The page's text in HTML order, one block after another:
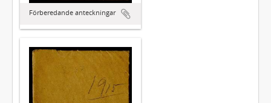
Förberedande anteckningar